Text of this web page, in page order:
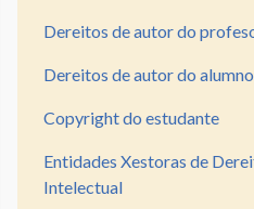
Dereitos de autor do
Dereitos de autor do alumno
Copyright do estudante
Entidades Xestoras de
Intelectual